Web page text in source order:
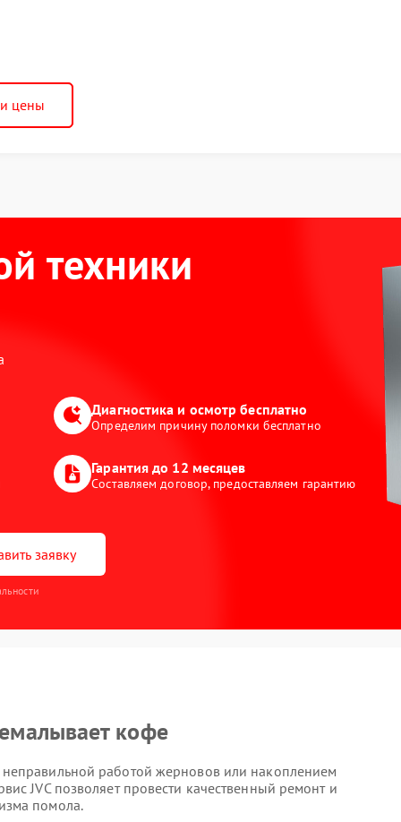
цены
техники
Диагностика и осмотр бесплатно
Определим причину поломки бесплатно
Гарантия до 12 месяцев
Составляем договор, предоставляем гарантию
заявку
кофе
работой жерновов или накоплением
JVC позволяет провести качественный ремонт и
помола.